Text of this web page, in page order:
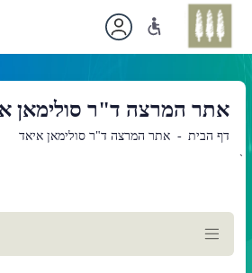
אתר המרצה ד"ר סולימאן
דף הבית אתר המרצה ד"ר סולימאן איאד
`
תוכן
ראשי